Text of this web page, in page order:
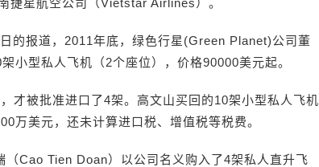
捷星航空公司（Vietstar Airlines）。
的报道，2011年底，绿色行星(Green Planet)公司董
小型私人飞机（2个座位），价格90000美元起。
才被批准进口了4架。高文山买回的10架小型私人飞机
万美元，还未计算进口税、增值税等税费。
Cao Tien Doan）以公司名义购入了4架私人直升飞